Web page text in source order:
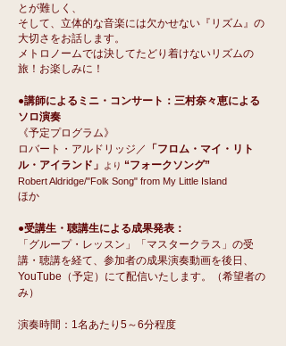
とが難しく、
そして、立体的な音楽には欠かせない『リズム』の
大切さをお話します。
メトロノームでは決してたどり着けないリズムの
旅！お楽しみに！
●講師によるミニ・コンサート：三村奈々恵による
ソロ演奏
《予定プログラム》
ロバート・アルドリッジ／
「フロム・マイ・リト
ル・アイランド」
より “フォークソング”
Robert Aldridge/"Folk Song" from My Little Island
ほか
●受講生・聴講生による成果発表：
「グループ・レッスン」「マスタークラス」の受
講・聴講を経て、参加者の成果演奏動画を後日、
YouTube（予定）にて配信いたします。（希望者の
み）
演奏時間：1名あたり5～6分程度